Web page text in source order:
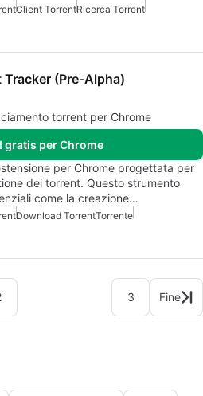
Client TorrentRicerca Torrent
Tracker (Pre-Alpha)
torrent per Chrome
gratis per Chrome
per Chrome progettata per
dei torrent. Questo strumento
come la creazione…
Download TorrentTorrente
3 Fine